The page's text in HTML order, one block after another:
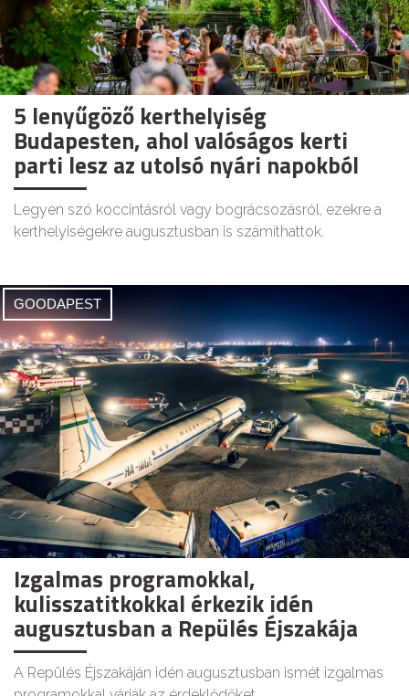
5 lenyűgöző kerthelyiség
Budapesten, ahol valóságos kerti
parti lesz az utolsó nyári napokból
Legyen szó koccintásról vagy bográcsozásról, ezekre a
kerthelyiségekre augusztusban is számíthattok.
GOODAPEST
Izgalmas programokkal,
kulisszatitkokkal érkezik idén
augusztusban a Repülés Éjszakája
A Repülés Éjszakáján idén augusztusban ismét izgalmas